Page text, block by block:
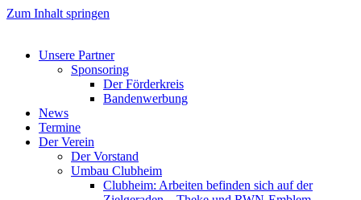
Zum Inhalt springen
Unsere Partner
Sponsoring
Der Förderkreis
Bandenwerbung
News
Termine
Der Verein
Der Vorstand
Umbau Clubheim
Clubheim: Arbeiten befinden sich auf der